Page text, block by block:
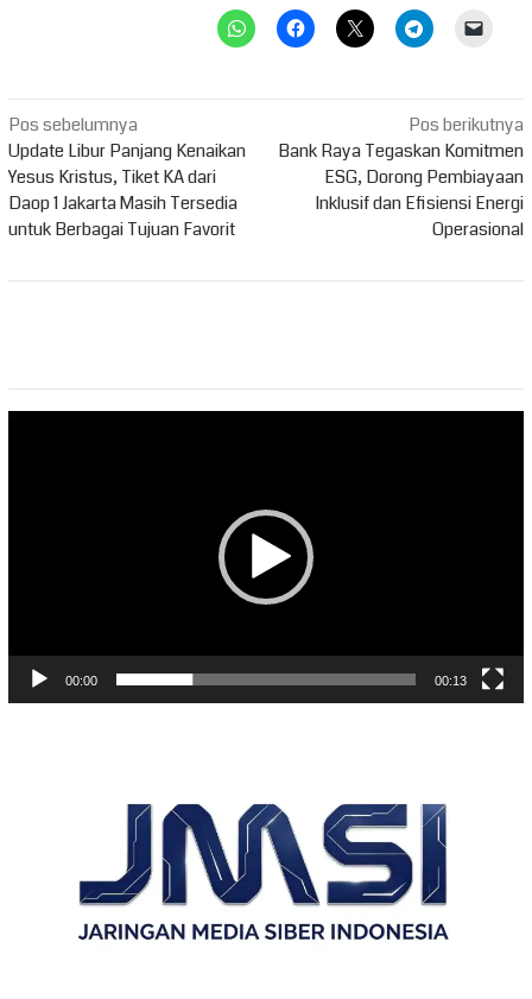
Navigasi
pos
Pos sebelumnya
Update Libur Panjang Kenaikan
Yesus Kristus, Tiket KA dari
Daop 1 Jakarta Masih Tersedia
untuk Berbagai Tujuan Favorit
Pos berikutnya
Bank Raya Tegaskan Komitmen
ESG, Dorong Pembiayaan
Inklusif dan Efisiensi Energi
Operasional
00:00 00:13